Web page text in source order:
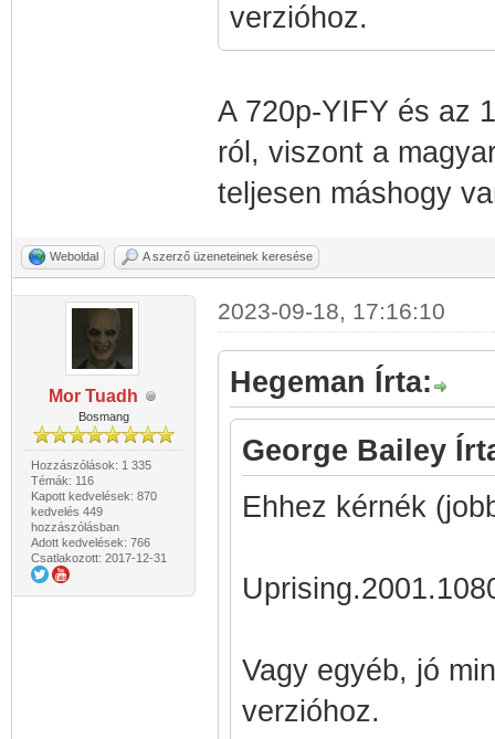
verzióhoz.
A 720p-YIFY és az
ról, viszont a
teljesen máshogy
Weboldal A szerző üzeneteinek keresése
Mor Tuadh
Bosmang
Hozzászólások: 1 335
Témák: 116
Kapott kedvelések: 870
kedvelés 449
hozzászólásban
Adott kedvelések: 766
Csatlakozott: 2017-12-31
2023-09-18, 17:16:10
Hegeman Írta:
George Bailey
Ehhez kérnék
Vagy egyéb, jó
verzióhoz.